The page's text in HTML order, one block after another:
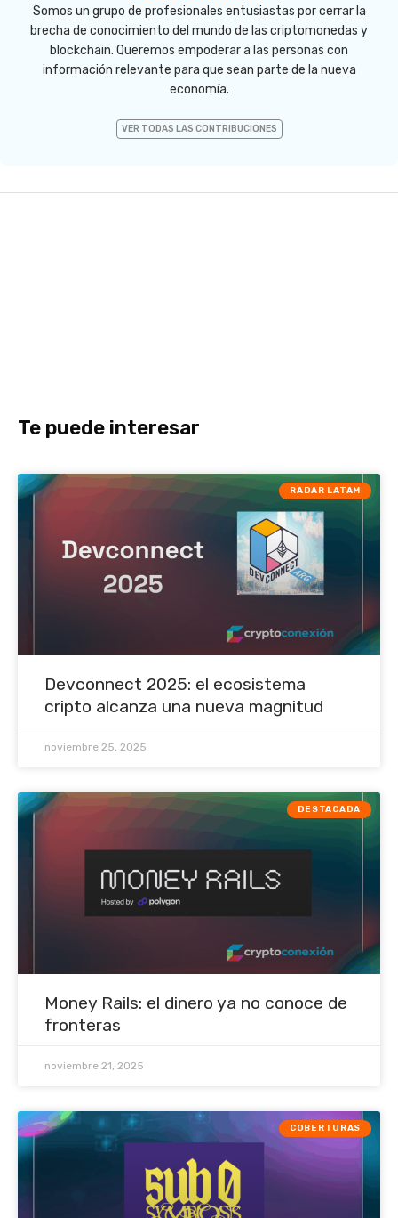
Somos un grupo de profesionales entusiastas por cerrar la
brecha de conocimiento del mundo de las criptomonedas y
blockchain. Queremos empoderar a las personas con
información relevante para que sean parte de la nueva
economía.
VER TODAS LAS CONTRIBUCIONES
Te puede interesar
RADAR LATAM
Devconnect 2025: el ecosistema
cripto alcanza una nueva magnitud
noviembre 25, 2025
DESTACADA
Money Rails: el dinero ya no conoce de
fronteras
noviembre 21, 2025
COBERTURAS